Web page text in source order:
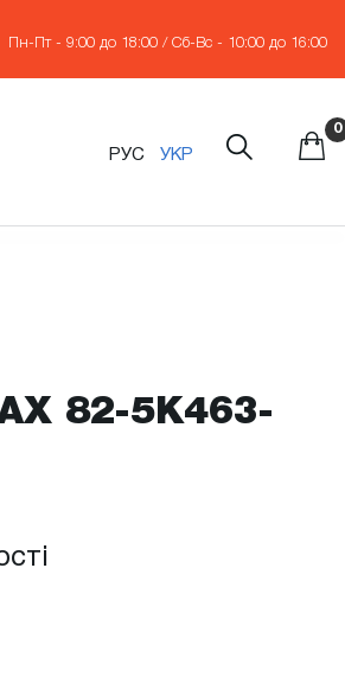
Пн-Пт - 9:00 до 18:00 / Сб-Вс - 10:00 до 16:00
РУС УКР
0
82-5K463-